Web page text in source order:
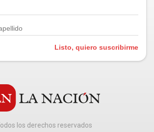
Listo, quiero suscribirme
los derechos reservados